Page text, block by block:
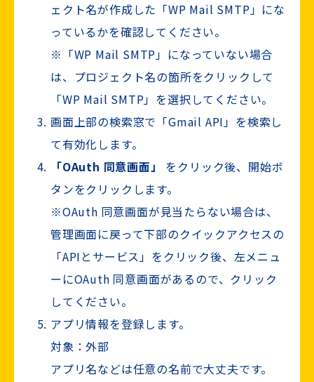
ェクト名が作成した「WP Mail SMTP」にな
っているかを確認してください。
※「WP Mail SMTP」になっていない場合
は、プロジェクト名の箇所をクリックして
「WP Mail SMTP」を選択してください。
画面上部の検索窓で「Gmail API」を検索し
て有効化します。
「OAuth 同意画面」
をクリック後、開始ボ
タンをクリックします。
※OAuth 同意画面が見当たらない場合は、
管理画面に戻って下部のクイックアクセスの
「APIとサービス」をクリック後、左メニュ
ーにOAuth 同意画面があるので、クリック
してください。
アプリ情報を登録します。
対象：外部
アプリ名などは任意の名前で大丈夫です。